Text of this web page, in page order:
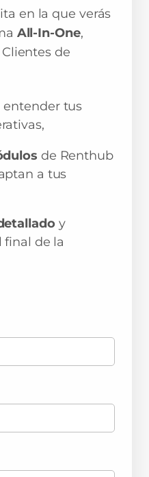
en la que verás
All-In-One,
de
entender tus
de Renthub
a tus
y
de la